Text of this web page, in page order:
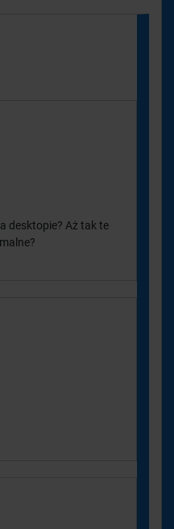
desktopie? Aż tak te